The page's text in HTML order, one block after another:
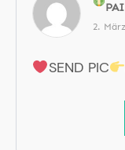
2.
SEND PIC